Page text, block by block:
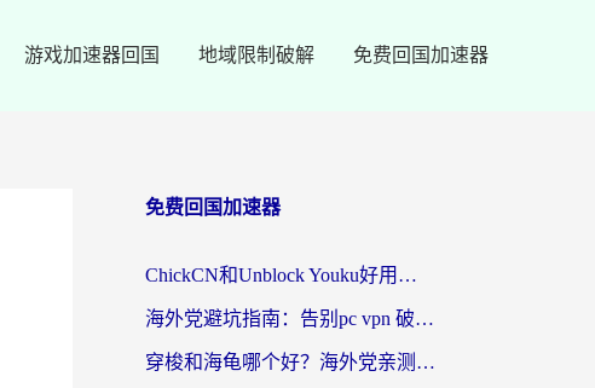
游戏加速器回国 地域限制破解 免费回国加速器
免费回国加速器
ChickCN和Unblock Youku好用吗？海外党亲测3款回国加速器，附iOS免费选择指南
海外党避坑指南：告别pc vpn 破解，选对回国加速器轻松访问国内资源
穿梭和海龟哪个好？海外党亲测回国加速器，附电脑免费VPN推荐